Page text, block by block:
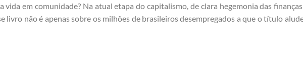
em comunidade? Na atual etapa do capitalismo, de clara hegemonia das
livro não é apenas sobre os milhões de brasileiros desempregados a que o título